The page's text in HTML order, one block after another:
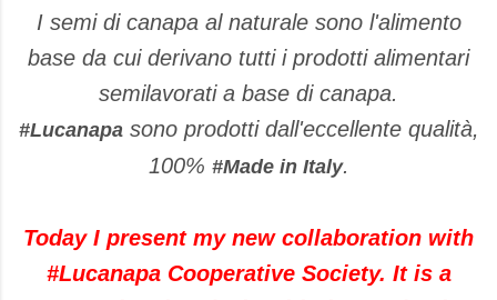
I semi di canapa al naturale sono l'alimento
base da cui derivano tutti i prodotti alimentari
semilavorati a base di canapa.
#Lucanapasono prodotti dall'eccellente qualità,
100% #Made in Italy.
Today I present my new collaboration with
#Lucanapa Cooperative Society. It is a